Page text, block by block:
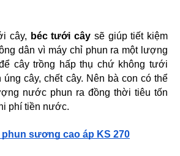
cây, béc tưới cây sẽ giúp tiết kiệm
dân vì máy chỉ phun ra một lượng
cây trồng hấp thụ chứ không tưới
cây, chết cây. Nên bà con có thể
nước phun ra đồng thời tiêu tốn
phí tiền nước.
phun sương cao áp KS 270